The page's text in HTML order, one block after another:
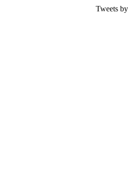
Tweets by